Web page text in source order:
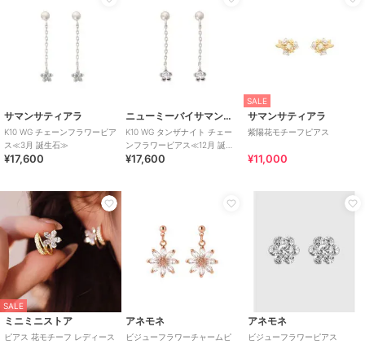
サマンサティアラ
K10 WG チェーンフラワーピア
ス≪3月 誕生石≫
¥17,600
ニューミーバイサマンサタバサ
K10 WG タンザナイト チェー
ンフラワーピアス≪12月 誕生
石≫
¥17,600
SALE
サマンサティアラ
紫陽花モチーフピアス
¥11,000
SALE
ミニミニストア
ピアス 花モチーフ レディース
アネモネ
ビジューフラワーチャームピ
アネモネ
ビジューフラワーピアス